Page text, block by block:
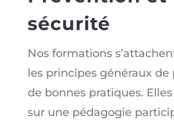
sécurité
Nos formations
les principes généraux
de bonnes pratiques.
sur une pédagogie